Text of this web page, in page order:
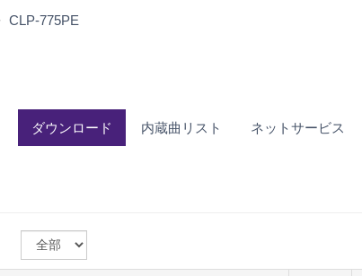
CLP-775PE
ド
ダウンロード 内蔵曲リスト ネットサービス
OS
を